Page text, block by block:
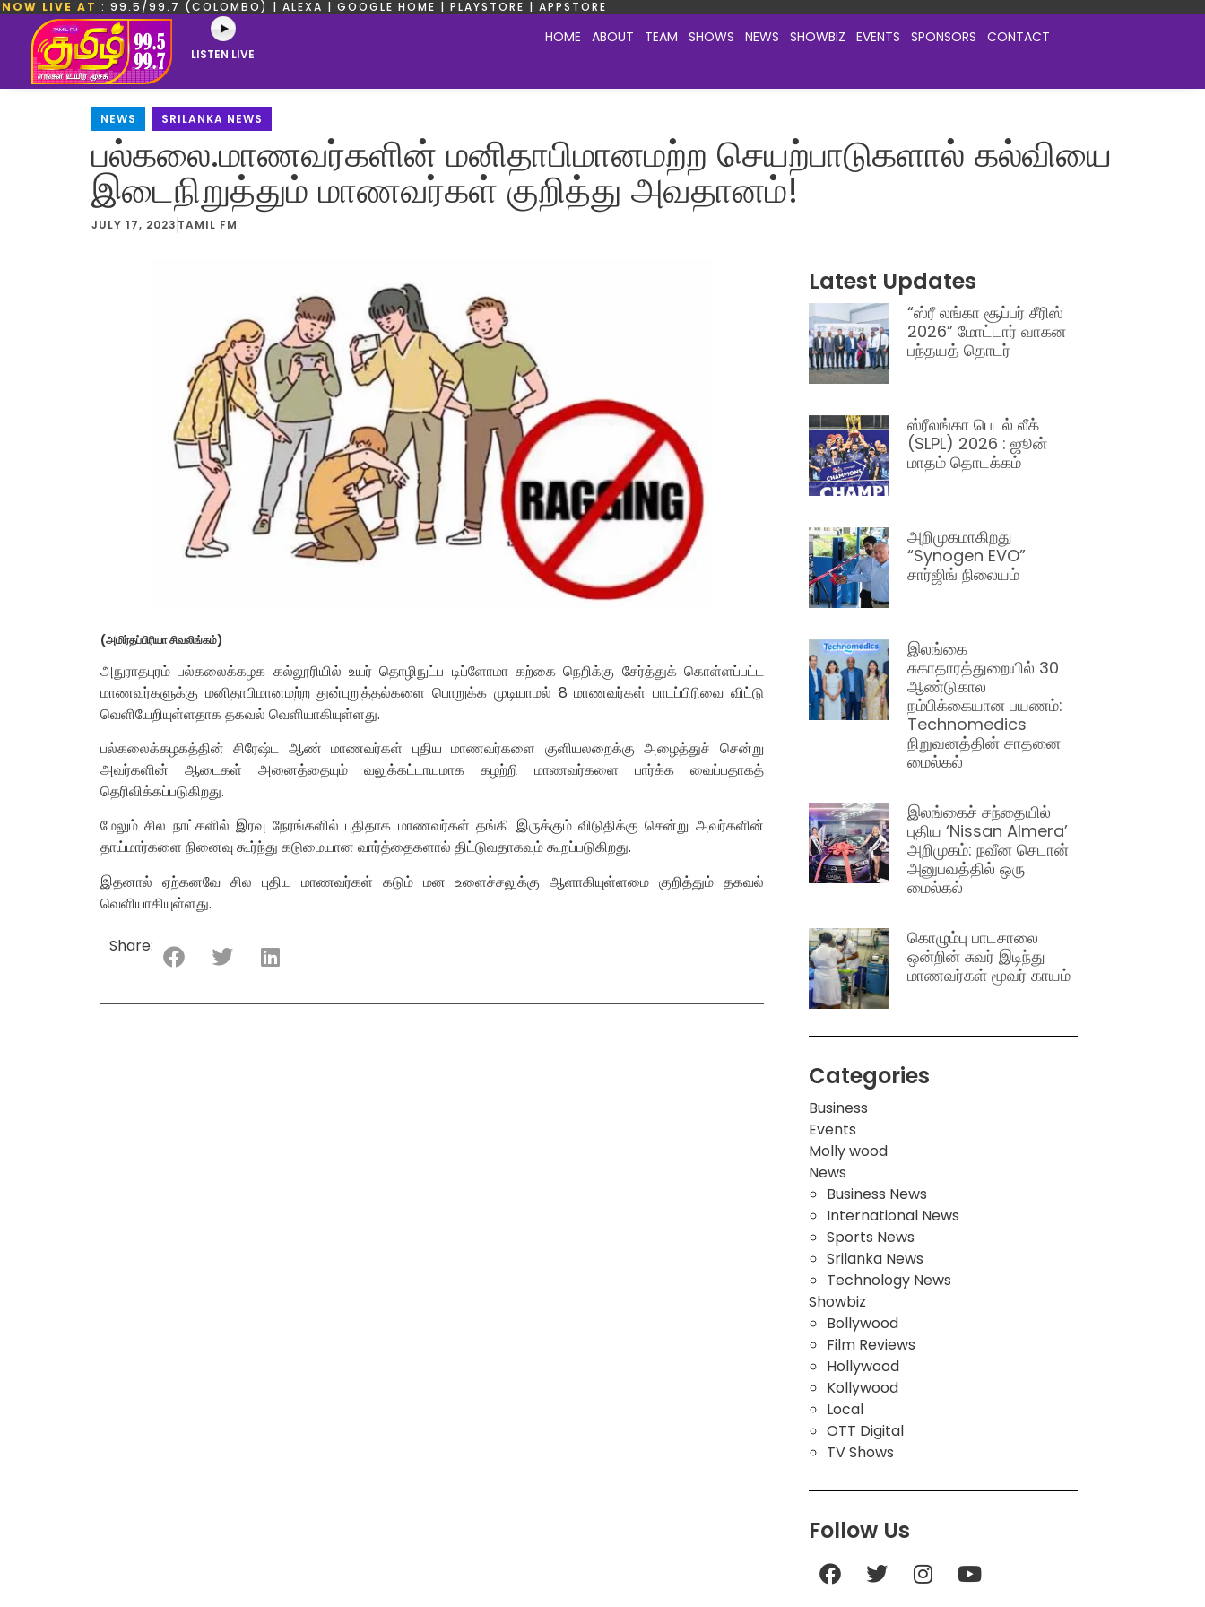
NOW LIVE AT : 99.5/99.7 (COLOMBO) | ALEXA | GOOGLE HOME | PLAYSTORE | APPSTORE
LISTEN LIVE
HOME ABOUT TEAM SHOWS NEWS SHOWBIZ EVENTS SPONSORS CONTACT
NEWS SRILANKA NEWS
பல்கலை.மாணவர்களின் மனிதாபிமானமற்ற செயற்பாடுகளால் கல்வியை
இடைநிறுத்தும் மாணவர்கள் குறித்து அவதானம்!
JULY 17, 2023 TAMIL FM
(அமிர்தப்பிரியா சிவலிங்கம்)
அநுராதபுரம் பல்கலைக்கழக கல்லூரியில் உயர் தொழிநுட்ப டிப்ளோமா கற்கை நெறிக்கு சேர்த்துக் கொள்ளப்பட்ட
மாணவர்களுக்கு மனிதாபிமானமற்ற துன்புறுத்தல்களை பொறுக்க முடியாமல் 8 மாணவர்கள் பாடப்பிரிவை விட்டு
வெளியேறியுள்ளதாக தகவல் வெளியாகியுள்ளது.
பல்கலைக்கழகத்தின் சிரேஷ்ட ஆண் மாணவர்கள் புதிய மாணவர்களை குளியலறைக்கு அழைத்துச் சென்று
அவர்களின் ஆடைகள் அனைத்தையும் வலுக்கட்டாயமாக கழற்றி மாணவர்களை பார்க்க வைப்பதாகத்
தெரிவிக்கப்படுகிறது.
மேலும் சில நாட்களில் இரவு நேரங்களில் புதிதாக மாணவர்கள் தங்கி இருக்கும் விடுதிக்கு சென்று அவர்களின்
தாய்மார்களை நினைவு கூர்ந்து கடுமையான வார்த்தைகளால் திட்டுவதாகவும் கூறப்படுகிறது.
இதனால் ஏற்கனவே சில புதிய மாணவர்கள் கடும் மன உளைச்சலுக்கு ஆளாகியுள்ளமை குறித்தும் தகவல்
வெளியாகியுள்ளது.
Share:
Latest Updates
“ஸ்ரீ லங்கா சூப்பர் சீரிஸ்
2026” மோட்டார் வாகன
பந்தயத் தொடர்
ஸ்ரீலங்கா பெடல் லீக்
(SLPL) 2026 : ஜூன்
மாதம் தொடக்கம்
அறிமுகமாகிறது
“Synogen EVO”
சார்ஜிங் நிலையம்
இலங்கை
சுகாதாரத்துறையில் 30
ஆண்டுகால
நம்பிக்கையான பயணம்:
Technomedics
நிறுவனத்தின் சாதனை
மைல்கல்
இலங்கைச் சந்தையில்
புதிய ‘Nissan Almera’
அறிமுகம்: நவீன செடான்
அனுபவத்தில் ஒரு
மைல்கல்
கொழும்பு பாடசாலை
ஒன்றின் சுவர் இடிந்து
மாணவர்கள் மூவர் காயம்
Categories
Business
Events
Molly wood
News
Business News
International News
Sports News
Srilanka News
Technology News
Showbiz
Bollywood
Film Reviews
Hollywood
Kollywood
Local
OTT Digital
TV Shows
Follow Us